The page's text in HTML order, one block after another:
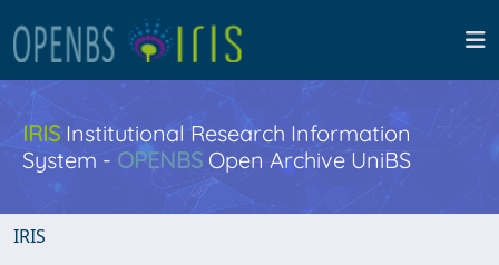
IRISInstitutional Research Information
System - OPENBS Open Archive UniBS
IRIS